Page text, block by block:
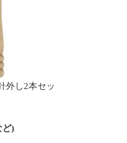
外し2本セッ
ど)